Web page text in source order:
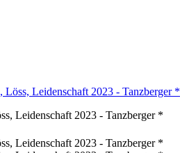
Löss, Leidenschaft 2023 - Tanzberger *